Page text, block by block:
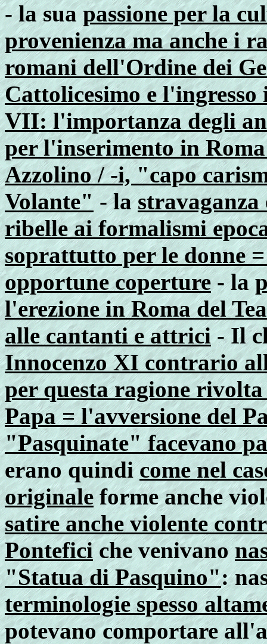
-la suapassione per la
provenienza ma anche i
romani dell'Ordine dei
Cattolicesimo e
VII: l'importanza degli
per l'inserimento in
Azzolino / -i, "capo
Volante" - la
ribelle ai formalismi
soprattutto per le donne
opportune coperture - la
l'erezione in Roma del
alle cantanti e attrici -Il
Innocenzo XI contrario
per questa ragione
Papa = l'avversione del
"Pasquinate" facevano
erano quindicome nel
originaleforme anche
satire anche violente
Ponteficiche venivano
"Statua di Pasquino":
terminologie spesso
potevano comportare